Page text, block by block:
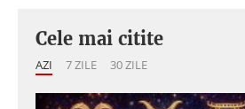
Cele mai citite
AZI 7 ZILE 30 ZILE